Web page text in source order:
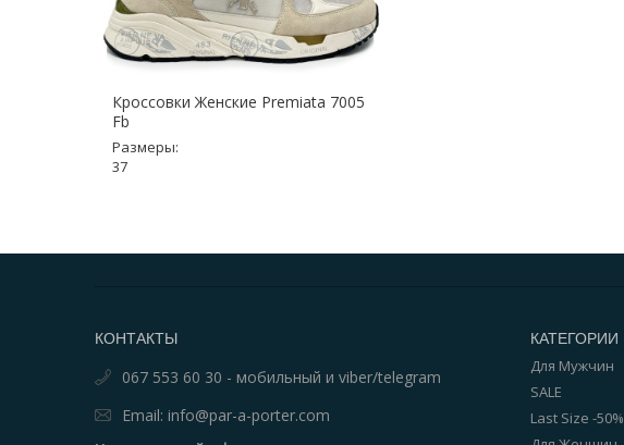
Кроссовки Женские Premiata 7005
Fb
Размеры:
37
КОНТАКТЫ
067 553 60 30 - мобильный и viber/telegram
Email: info@par-a-porter.com
КАТЕГОРИИ
Для Мужчин
SALE
Last Size -50%